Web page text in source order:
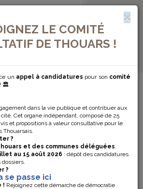
LE COMITÉ
DE THOUARS !
un appel à candidatures pour son comité
! 🏛️
dans la vie publique et contribuer aux
Cet organe indépendant, composé de 25
et propositions à valeur consultative pour le
Thouarsais.
?
et des communes déléguées.
au 15 août 2026 : dépôt des candidatures.
dossiers.
?
se passe ici
! Rejoignez cette démarche de démocratie
DE NAVIGATION...
2024
!